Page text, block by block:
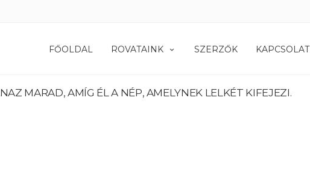
FŐOLDAL ROVATAINK SZERZŐK KAPCSOLAT
MARAD, AMÍG ÉL A NÉP, AMELYNEK LELKÉT KIFEJEZI.